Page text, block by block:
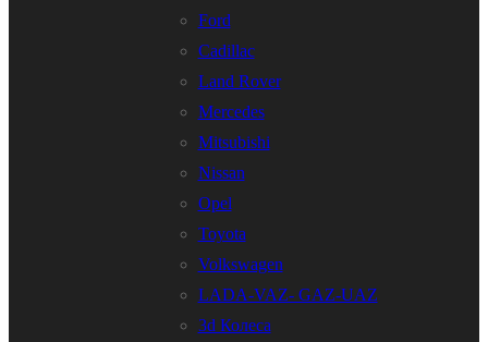
Ford
Cadillac
Land Rover
Mercedes
Mitsubishi
Nissan
Opel
Toyota
Volkswagen
LADA-VAZ- GAZ-UAZ
3d Колеса